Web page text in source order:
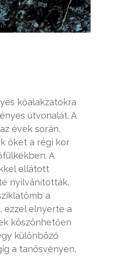
kőalakzatokra
útvonalát. A
évek során,
őket a régi kor
A
ellátott
nyilvánították,
a
ezzel elnyerte a
köszönhetően
különböző
a tanösvényen,